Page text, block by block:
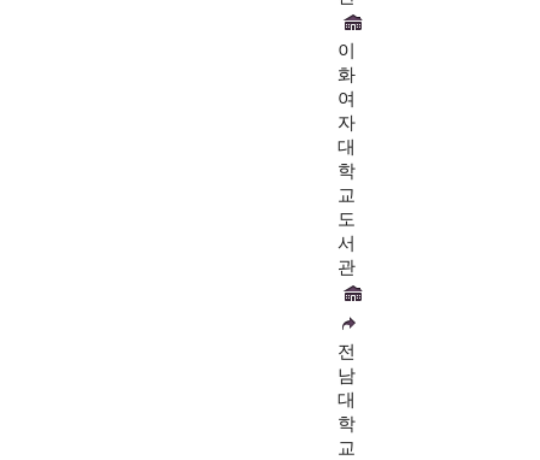
이
화
여
자
대
학
교
도
서
관
전
남
대
학
교